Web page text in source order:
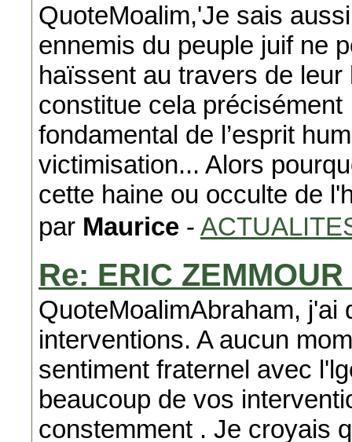
QuoteMoalim,'Je sais
ennemis du peuple juif ne
haïssent au travers de
constitue cela
fondamental de l’esprit
victimisation... Alors
cette haine ou occulte de
par Maurice -
Re: ERIC
QuoteMoalimAbraham, j'ai
interventions. A aucun
sentiment fraternel avec
beaucoup de vos
constemment . Je croyais